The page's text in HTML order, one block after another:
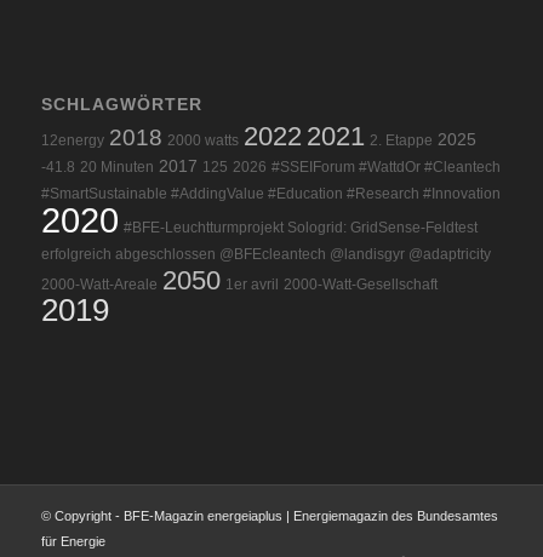
SCHLAGWÖRTER
12energy 2018 2000 watts 2022 2021 2. Etappe 2025
-41.8 20 Minuten 2017 125 2026 #SSEIForum #WattdOr #Cleantech
#SmartSustainable #AddingValue #Education #Research #Innovation
2020 #BFE-Leuchtturmprojekt Sologrid: GridSense-Feldtest
erfolgreich abgeschlossen @BFEcleantech @landisgyr @adaptricity
2000-Watt-Areale 2050 1er avril 2000-Watt-Gesellschaft
2019
© Copyright - BFE-Magazin energeiaplus | Energiemagazin des Bundesamtes
für Energie